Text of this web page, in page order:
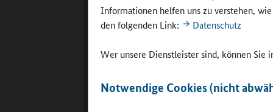
Informationen helfen uns zu verstehen,
den folgenden Link:
Datenschutz
Wer unsere Dienstleister sind, können Sie
Notwendige Cookies (nicht©